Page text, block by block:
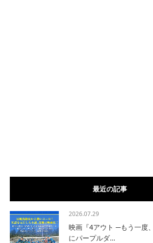
最近の記事
2026.07.29
映画『4アウト ─もう一度
にパープルダ…